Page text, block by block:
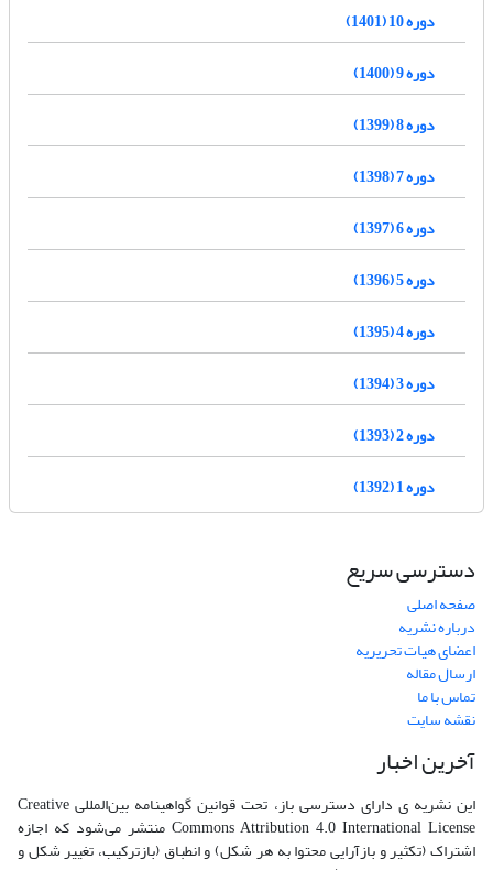
دوره 10 (1401)
دوره 9 (1400)
دوره 8 (1399)
دوره 7 (1398)
دوره 6 (1397)
دوره 5 (1396)
دوره 4 (1395)
دوره 3 (1394)
دوره 2 (1393)
دوره 1 (1392)
دسترسی سریع
صفحه اصلی
درباره نشریه
اعضای هیات تحریریه
ارسال مقاله
تماس با ما
نقشه سایت
آخرین اخبار
این نشریه ی دارای دسترسی باز، تحت قوانین گواهینامه بین‌المللی Creative
Commons Attribution 4.0 International License منتشر می‌شود که اجازه
اشتراک (تکثیر و بازآرایی محتوا به هر شکل) و انطباق (بازترکیب، تغییر شکل و